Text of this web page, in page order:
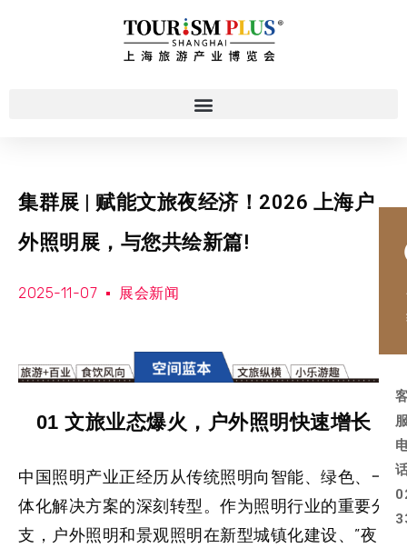
集群展 | 赋能文旅夜经济！2026 上海户
外照明展，与您共绘新篇!
2025-11-07 展会新闻
01 文旅业态爆火，户外照明快速增长
中国照明产业正经历从传统照明向智能、绿色、一
体化解决方案的深刻转型。作为照明行业的重要分
支，户外照明和景观照明在新型城镇化建设、”夜